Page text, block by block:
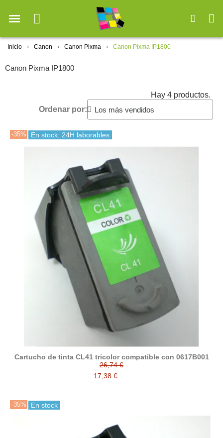
Inicio Canon Canon Pixma Canon Pixma IP1800
Canon Pixma IP1800
Hay 4 productos.
Ordenar por:
-35% En stock: 24H laborables
Cartucho de tinta CL41 tricolor compatible con 0617B001
26,74 €
17,38 €
-35% En stock